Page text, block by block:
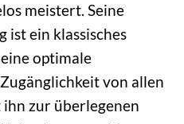
meistert. Seine
ist ein klassisches
optimale
von allen
ihn zur überlegenen